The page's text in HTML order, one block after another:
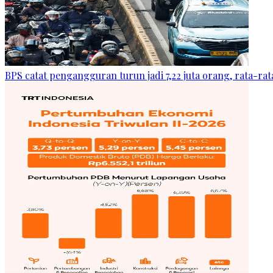
BPS catat pengangguran turun jadi 7,22 juta orang, rata-